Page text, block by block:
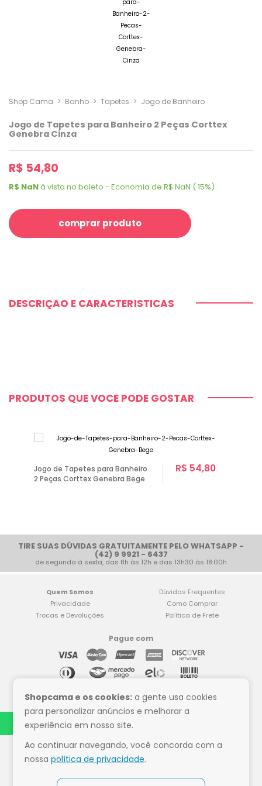
Shop Cama > Banho > Tapetes > Jogo de Banheiro
Jogo de Tapetes para Banheiro 2 Peças Corttex
Genebra Cinza
R$ 54,80
R$ NaNà vista no boleto - Economia de R$ NaN ( 15%)
comprar produto
DESCRIÇÃO E CARACTERÍSTICAS
PRODUTOS QUE VOCÊ PODE GOSTAR
Jogo de Tapetes para Banheiro
2 Peças Corttex Genebra Bege
R$ 54,80
TIRE SUAS DÚVIDAS GRATUITAMENTE PELO WHATSAPP -
(42) 9 9921 - 6437
de segunda à sexta, das 8h às 12h e das 13h30 às 18:00h
Quem Somos
Privacidade
Trocas e Devoluções
Dúvidas Frequentes
Como Comprar
Política de Frete
Pague com
Compre tranquilo
Siga a Shop Cama
Shopcama e os cookies: a gente usa cookies
para personalizar anúncios e melhorar a
experiência em nosso site.
Ao continuar navegando, você concorda com a
nossapolítica de privacidade.